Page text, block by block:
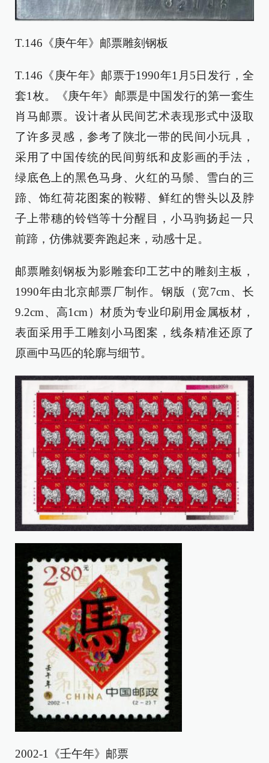
T.146《庚午年》邮票雕刻钢板
T.146《庚午年》邮票于1990年1月5日发行，全
套1枚。《庚午年》邮票是中国发行的第一套生
肖马邮票。设计者从民间艺术表现形式中汲取
了许多灵感，参考了陕北一带的民间小玩具，
采用了中国传统的民间剪纸和皮影画的手法，
绿底色上的黑色马身、火红的马鬃、雪白的三
蹄、饰红荷花图案的鞍鞯、鲜红的辔头以及脖
子上带穗的铃铛等十分醒目，小马驹扬起一只
前蹄，仿佛就要奔跑起来，动感十足。
邮票雕刻钢板为影雕套印工艺中的雕刻主板，
1990年由北京邮票厂制作。钢版（宽7cm、长
9.2cm、高1cm）材质为专业印刷用金属板材，
表面采用手工雕刻小马图案，线条精准还原了
原画中马匹的轮廓与细节。
2002-1《壬午年》邮票